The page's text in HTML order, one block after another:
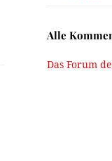
Alle
Das Forum